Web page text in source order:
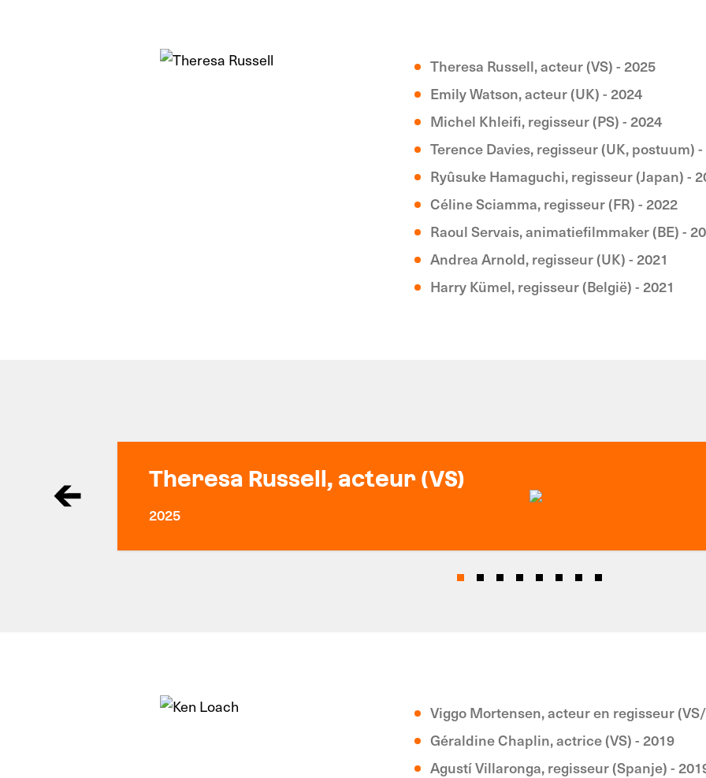
Theresa Russell, acteur (VS) - 2025
Emily Watson, acteur (UK) - 2024
Michel Khleifi, regisseur (PS) - 2024
Terence Davies, regisseur (UK, postuum)
Ryûsuke Hamaguchi, regisseur (Japan) -
Céline Sciamma, regisseur (FR) - 2022
Raoul Servais, animatiefilmmaker (BE) -
Andrea Arnold, regisseur (UK) - 2021
Harry Kümel, regisseur (België) - 2021
Theresa Russell, acteur (VS)
2025
Viggo Mortensen, acteur en regisseur
Géraldine Chaplin, actrice (VS) - 2019
Agustí Villaronga, regisseur (Spanje) -